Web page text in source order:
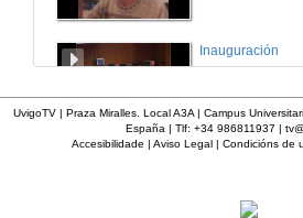
Inauguración
UvigoTV | Praza Miralles. Local A3A | Campus
España | Tlf: +34 986811937 |
Accesibilidade | Aviso Legal| Condicións de